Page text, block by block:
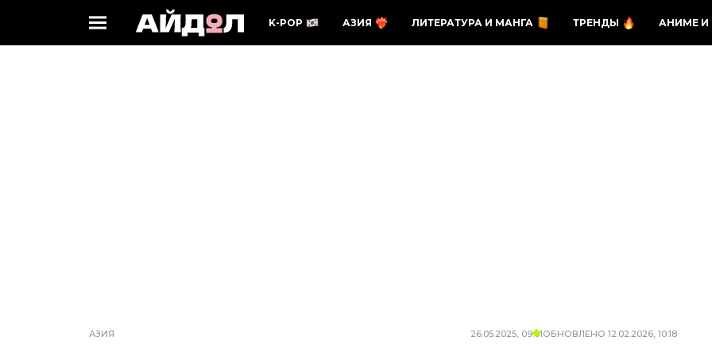
K-POP АЗИЯ ЛИТЕРАТУРА И МАНГА ТРЕНДЫ АНИМЕ И
АЗИЯ 26.05.2025, 09:01ОБНОВЛЕНО 12.02.2026, 10:18